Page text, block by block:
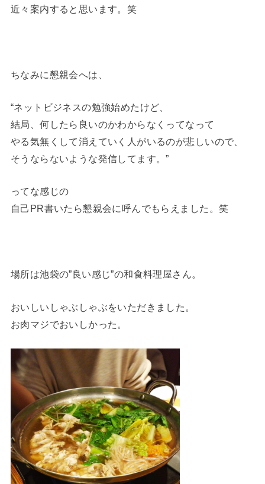
近々案内すると思います。笑
ちなみに懇親会へは、
“ネットビジネスの勉強始めたけど、
結局、何したら良いのかわからなくってなって
やる気無くして消えていく人がいるのが悲しいので、
そうならないような発信してます。”
ってな感じの
自己PR書いたら懇親会に呼んでもらえました。笑
場所は池袋の”良い感じ”の和食料理屋さん。
おいしいしゃぶしゃぶをいただきました。
お肉マジでおいしかった。